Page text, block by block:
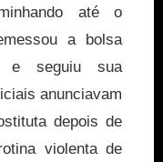
até o
a bolsa
e seguiu sua
anunciavam
depois de
violenta de